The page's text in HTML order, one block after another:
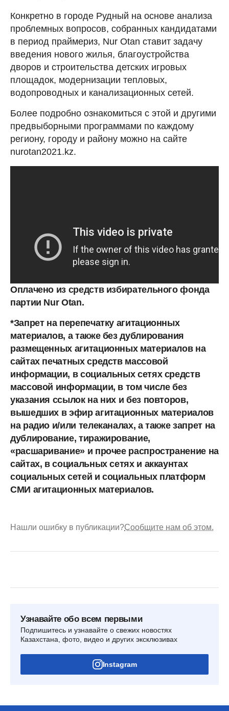
Конкретно в городе Рудный на основе анализа
проблемных вопросов, собранных кандидатами
в период праймериз, Nur Otan ставит задачу
введения нового жилья, благоустройства
дворов и строительства детских игровых
площадок, модернизации тепловых,
водопроводных и канализационных сетей.
Более подробно ознакомиться с этой и другими
предвыборными программами по каждому
региону, городу и району можно на сайте
nurotan2021.kz.
Оплачено из средств избирательного фонда
партии Nur Otan.
*Запрет на перепечатку агитационных
материалов, а также без дублирования
размещенных агитационных материалов на
сайтах печатных средств массовой
информации, в социальных сетях средств
массовой информации, в том числе без
указания ссылок на них и без повторов,
вышедших в эфир агитационных материалов
на радио и/или телеканалах, а также запрет на
дублирование, тиражирование,
«расшаривание» и прочее распространение на
сайтах, в социальных сетях и аккаунтах
социальных сетей и социальных платформ
СМИ агитационных материалов.
Нашли ошибку в публикации?Сообщите нам об этом.
Узнавайте обо всем первыми
Подпишитесь и узнавайте о свежих новостях
Казахстана, фото, видео и других эксклюзивах
Instagram